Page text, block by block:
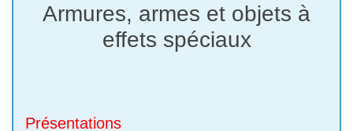
Armures, armes et objets à
effets spéciaux
Présentations